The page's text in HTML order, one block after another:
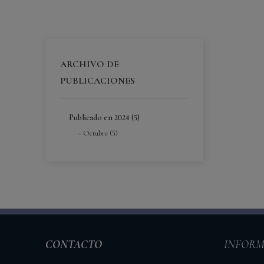
ARCHIVO DE
PUBLICACIONES
Publicado en 2024 (5)
Octubre (5)
CONTACTO